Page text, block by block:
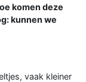
komen deze
kunnen we
vaak kleiner